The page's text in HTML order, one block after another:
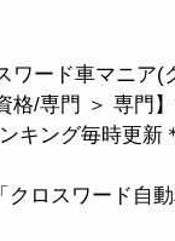
ワード車マニア
格/専門 ＞ 専門
キング毎時更新
「クロスワード自